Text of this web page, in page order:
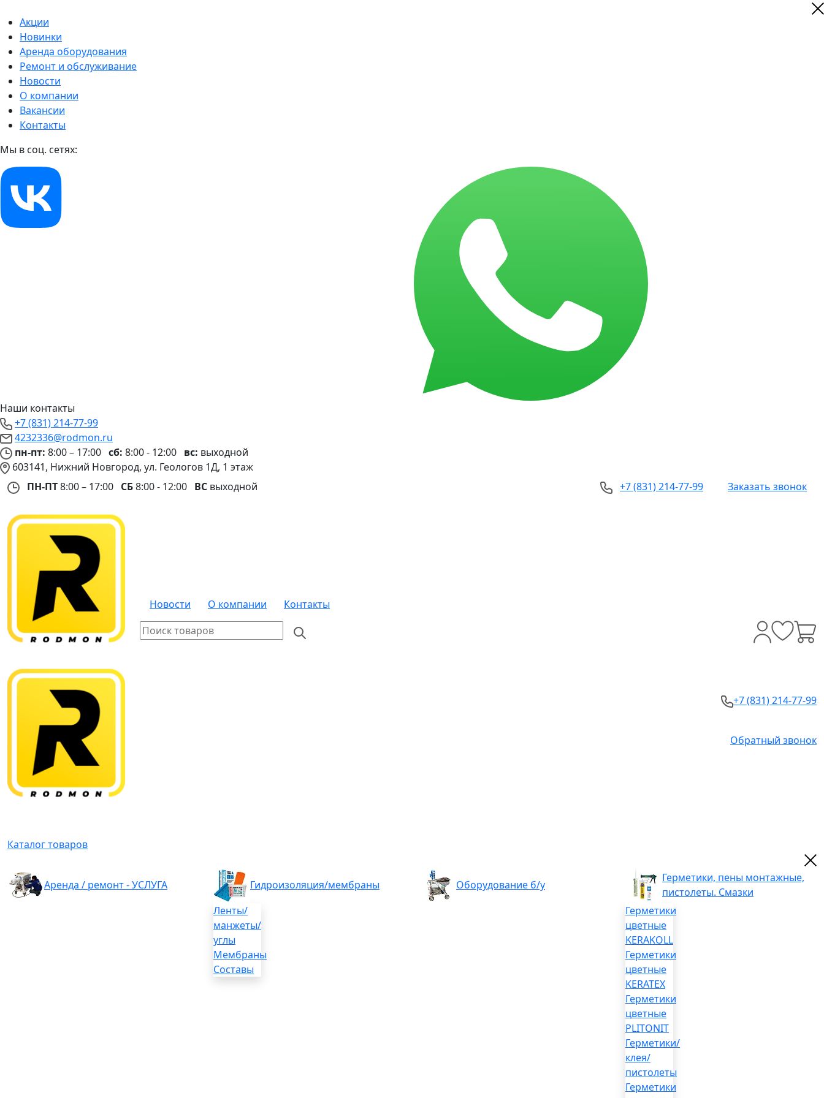
Акции
Новинки
Аренда оборудования
Ремонт и обслуживание
Новости
О компании
Вакансии
Контакты
Мы в соц. сетях:
Наши контакты
+7 (831) 214-77-99
4232336@rodmon.ru
пн-пт: 8:00 – 17:00 сб: 8:00 - 12:00 вс: выходной
603141, Нижний Новгород, ул. Геологов 1Д, 1 этаж
ПН-ПТ8:00 – 17:00 СБ8:00 - 12:00 ВС выходной +7 (831) 214-77-99 Заказать звонок
Новости О компании Контакты
+7 (831) 214-77-99
Обратный звонок
Каталог товаров
Аренда / ремонт - УСЛУГА
Гидроизоляция/мембраны
Ленты/
манжеты/
углы
Мембраны
Составы
Оборудование б/у
Герметики, пены монтажные,
пистолеты. Смазки
Герметики
цветные
KERAKOLL
Герметики
цветные
KERATEX
Герметики
цветные
PLITONIT
Герметики/
клея/
пистолеты
Герметики